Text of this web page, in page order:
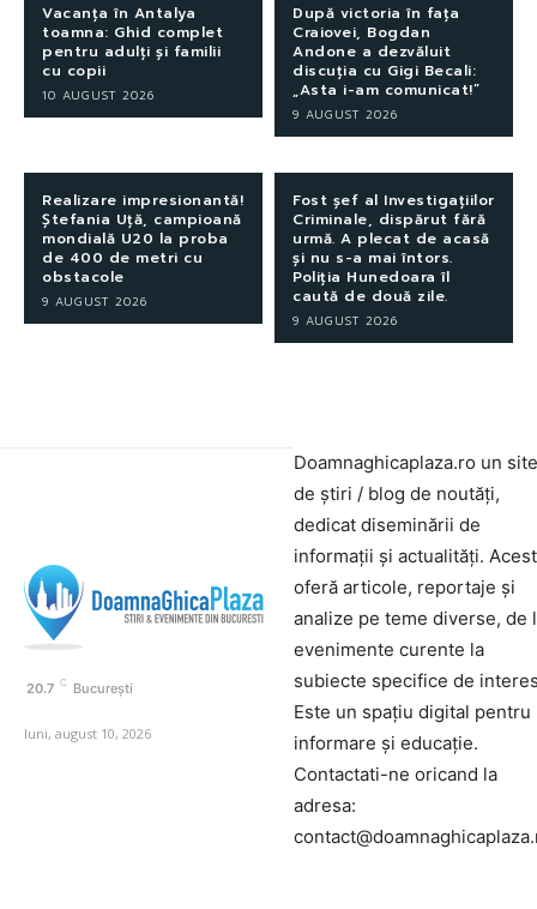
Vacanța în Antalya
toamna: Ghid complet
pentru adulți și familii
cu copii
10 AUGUST 2026
După victoria în fața
Craiovei, Bogdan
Andone a dezvăluit
discuția cu Gigi Becali:
„Asta i-am comunicat!”
9 AUGUST 2026
Realizare impresionantă!
Ștefania Uță, campioană
mondială U20 la proba
de 400 de metri cu
obstacole
9 AUGUST 2026
Fost șef al Investigațiilor
Criminale, dispărut fără
urmă. A plecat de acasă
și nu s-a mai întors.
Poliția Hunedoara îl
caută de două zile.
9 AUGUST 2026
20.7 C București
luni, august 10, 2026
Doamnaghicaplaza.ro un site
de știri / blog de noutăți,
dedicat diseminării de
informații și actualități.
oferă articole, reportaje și
analize pe teme diverse, de
evenimente curente la
subiecte specifice de
Este un spațiu digital pentru
informare și educație.
Contactati-ne oricand la
adresa: